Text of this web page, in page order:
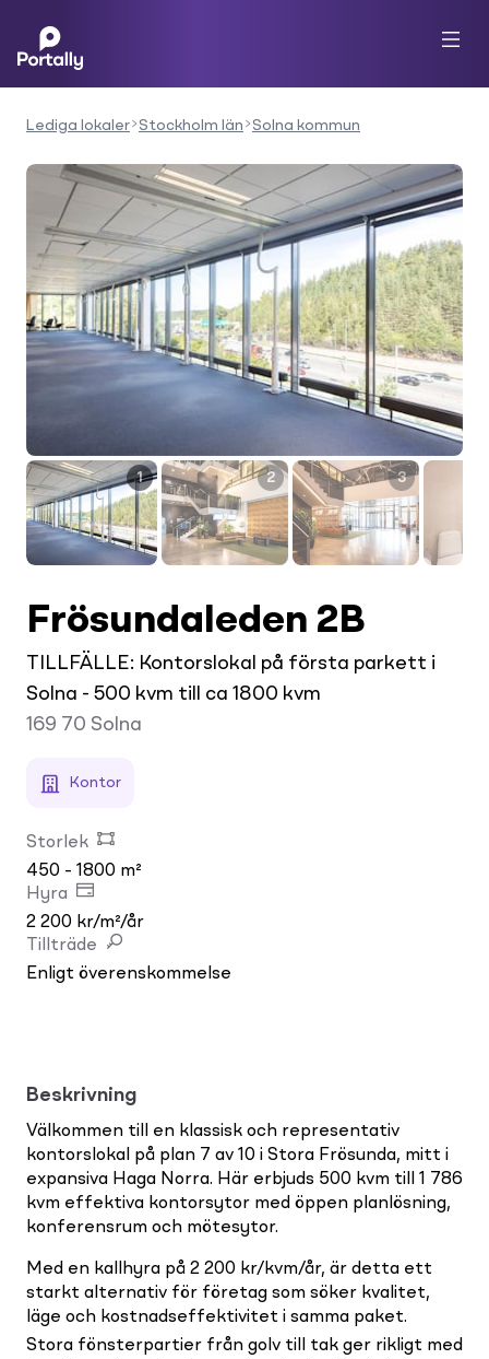
Lediga lokaler Stockholm län Solna kommun
1 2 3
Frösundaleden 2B
TILLFÄLLE: Kontorslokal på första parkett i
Solna - 500 kvm till ca 1800 kvm
169 70 Solna
Kontor
Storlek
450 - 1800 m²
Hyra
2 200 kr/m²/år
Tillträde
Enligt överenskommelse
Beskrivning
Välkommen till en klassisk och representativ
kontorslokal på plan 7 av 10 i Stora Frösunda, mitt i
expansiva Haga Norra. Här erbjuds 500 kvm till 1 786
kvm effektiva kontorsytor med öppen planlösning,
konferensrum och mötesytor.
Med en kallhyra på 2 200 kr/kvm/år, är detta ett
starkt alternativ för företag som söker kvalitet,
läge och kostnadseffektivitet i samma paket.
Stora fönsterpartier från golv till tak ger rikligt med